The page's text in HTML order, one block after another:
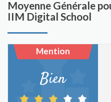
Moyenne Générale
IIM Digital School
Mention
Bien